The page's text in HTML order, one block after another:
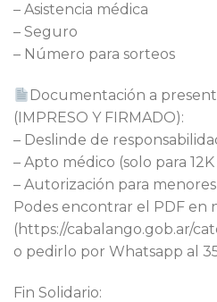
– ⁠Asistencia médica
– ⁠Seguro
– ⁠Número para sorteos
Documentación a
(IMPRESO Y FIRMADO):
– Deslinde de
– ⁠Apto médico (solo para 12K
– ⁠Autorización para
Podes encontrar el PDF en
(https://cabalango.gob.ar/
o pedirlo por Whatsapp al
Fin Solidario: